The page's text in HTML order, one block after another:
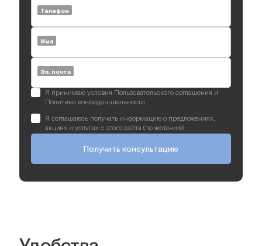
Телефон
Имя
Эл. почта
Я принимаю условия Пользовательского соглашения и
Политики конфиденциальности
Я соглашаюсь получать информацию о предложениях,
акциях и услугах с этого сайта (по желанию)
Получить консультацию